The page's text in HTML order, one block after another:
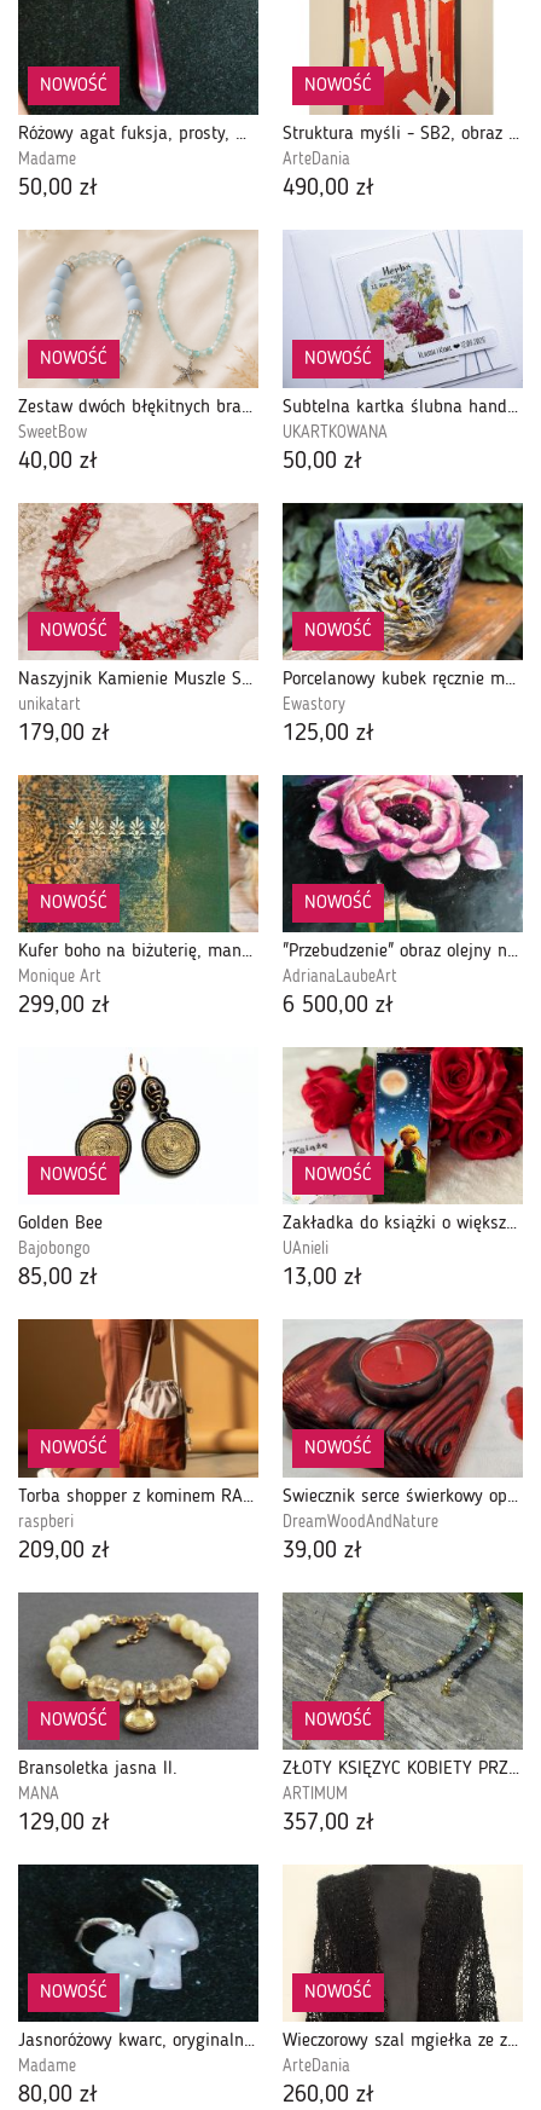
NOWOŚĆ
Różowy agat fuksja, prosty, minimalistyczny wisiorek
Madame
50,00 zł
NOWOŚĆ
Struktura myśli - SB2, obraz akrylowy na płótnie
ArteDania
490,00 zł
NOWOŚĆ
Zestaw dwóch błękitnych bransoletek
SweetBow
40,00 zł
NOWOŚĆ
Subtelna kartka ślubna handmade z kwiatami
UKARTKOWANA
50,00 zł
NOWOŚĆ
Naszyjnik Kamienie Muszle Szkło Kolorowe Korale Kaskadowe
unikatart
179,00 zł
NOWOŚĆ
Porcelanowy kubek ręcznie malowany- Kot w kocimiętce
Ewastory
125,00 zł
NOWOŚĆ
Kufer boho na biżuterię, mandala, złote dodatki, prezent, zielony
Monique Art
299,00 zł
NOWOŚĆ
"Przebudzenie" obraz olejny na płótnie 100x80cm artystki Adriany Laube
AdrianaLaubeArt
6 500,00 zł
NOWOŚĆ
Golden Bee
Bajobongo
85,00 zł
NOWOŚĆ
Zakładka do książki o większym formacie - Mały Książę
UAnieli
13,00 zł
NOWOŚĆ
Torba shopper z kominem RASPBERI – unikatowa torba handmade w stylu no waste
raspberi
209,00 zł
NOWOŚĆ
Świecznik serce świerkowy opalany, Romy No. 1
DreamWoodAndNature
39,00 zł
NOWOŚĆ
Bransoletka jasna II.
MANA
129,00 zł
NOWOŚĆ
ZŁOTY KSIĘŻYC KOBIETY PRZEWODNICZKI. srebro pozłacane.
ARTIMUM
357,00 zł
NOWOŚĆ
Jasnoróżowy kwarc, oryginalne kolczyki grzybki, srebro
Madame
80,00 zł
NOWOŚĆ
Wieczorowy szal mgiełka ze złotą nitką
ArteDania
260,00 zł